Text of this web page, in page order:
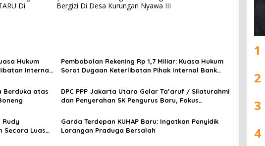
Di
Bergizi Di Desa Kurungan Nyawa III
Hukum
Internal
Pembobolan Rekening Rp 1,7 Miliar: Kuasa Hukum
Sorot Dugaan Keterlibatan Pihak Internal Bank
Berduka atas
DPC PPP Jakarta Utara Gelar Ta’aruf / Silaturahmi
dan Penyerahan SK Pengurus Baru, Fokus
Rudy
Secara Luas
Garda Terdepan KUHAP Baru: Ingatkan Penyidik
Larangan Praduga Bersalah
1
2
3
4